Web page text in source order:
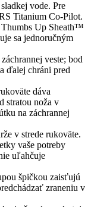
vode. Pre
Titanium Co-Pilot.
Up Sheath™
sa jednoručným
veste; bod
ďalej chráni pred
dáva
stratou noža v
na záchrannej
v strede rukoväte.
vaše potreby
uľahčuje
špičkou zaisťujú
zraneniu v